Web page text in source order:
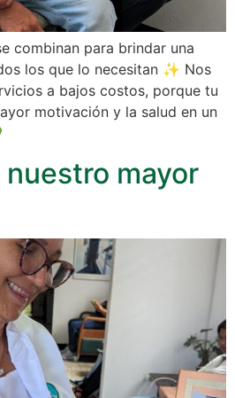
combinan para brindar una
los que lo necesitan ✨ Nos
a bajos costos, porque tu
motivación y la salud en un
mayor